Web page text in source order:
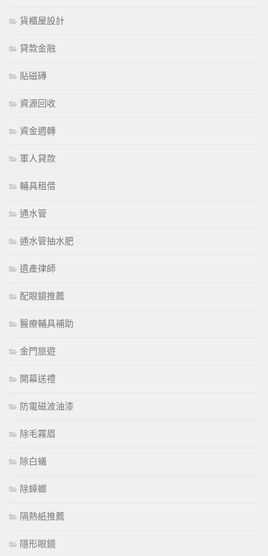
貨櫃屋設計
貸款金融
貼磁磚
資源回收
資金週轉
軍人貸款
輔具租借
通水管
通水管抽水肥
遺產律師
配眼鏡推薦
醫療輔具補助
金門旅遊
開幕送禮
防電磁波油漆
除毛霧眉
除白蟻
除蟑螂
隔熱紙推薦
隱形眼鏡